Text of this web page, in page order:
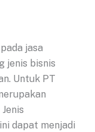
jasa
jenis bisnis
Untuk PT
dapat menjadi